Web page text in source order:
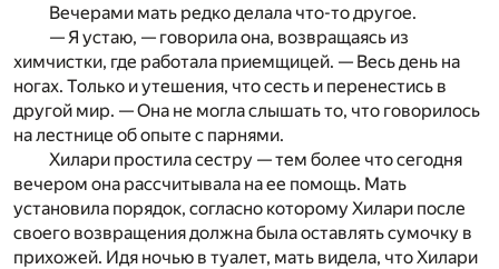
Вечерами мать редко делала что-то другое.
— Я устаю, — говорила она, возвращаясь из
химчистки, где работала приемщицей. — Весь день на
ногах. Только и утешения, что сесть и перенестись в
другой мир. — Она не могла слышать то, что говорилось
на лестнице об опыте с парнями.
Хилари простила сестру — тем более что сегодня
вечером она рассчитывала на ее помощь. Мать
установила порядок, согласно которому Хилари после
своего возвращения должна была оставлять сумочку в
прихожей. Идя ночью в туалет, мать видела, что Хилари